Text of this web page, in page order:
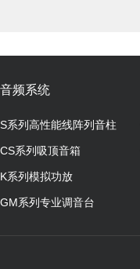
音频系统
S系列高性能线阵列音柱
CS系列吸顶音箱
K系列模拟功放
GM系列专业调音台